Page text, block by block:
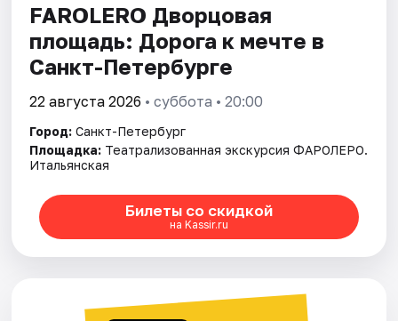
Города
Площадки
Артисты
Рейтинги
FAROLERO Дворцовая
площадь: Дорога к мечте в
Санкт-Петербурге
22 августа 2026 • суббота • 20:00
Город: Санкт-Петербург
Площадка: Театрализованная экскурсия ФАРОЛЕРО.
Итальянская
Билеты со скидкой
на Kassir.ru